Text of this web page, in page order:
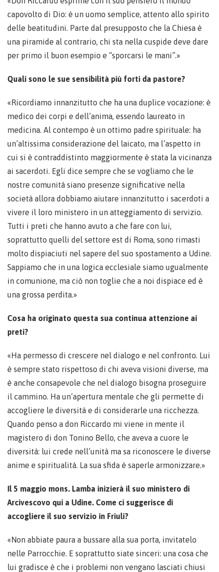
capovolto di Dio: è un uomo semplice, attento allo spirito
delle beatitudini. Parte dal presupposto che la Chiesa è
una piramide al contrario, chi sta nella cuspide deve dare
per primo il buon esempio e “sporcarsi le mani”.»
Quali sono le sue sensibilità più forti da pastore?
«Ricordiamo innanzitutto che ha una duplice vocazione: è
medico dei corpi e dell’anima, essendo laureato in
medicina. Al contempo è un ottimo padre spirituale: ha
un’altissima considerazione del laicato, ma l’aspetto in
cui si è contraddistinto maggiormente è stata la vicinanza
ai sacerdoti. Egli dice sempre che se vogliamo che le
nostre comunità siano presenze significative nella
società allora dobbiamo aiutare innanzitutto i sacerdoti a
vivere il loro ministero in un atteggiamento di servizio.
Tutti i preti che hanno avuto a che fare con lui,
soprattutto quelli del settore est di Roma, sono rimasti
molto dispiaciuti nel sapere del suo spostamento a Udine.
Sappiamo che in una logica ecclesiale siamo ugualmente
in comunione, ma ciò non toglie che a noi dispiace ed è
una grossa perdita.»
Cosa ha originato questa sua continua attenzione ai
preti?
«Ha permesso di crescere nel dialogo e nel confronto. Lui
è sempre stato rispettoso di chi aveva visioni diverse, ma
è anche consapevole che nel dialogo bisogna proseguire
il cammino. Ha un’apertura mentale che gli permette di
accogliere le diversità e di considerarle una ricchezza.
Quando penso a don Riccardo mi viene in mente il
magistero di don Tonino Bello, che aveva a cuore le
diversità: lui crede nell’unità ma sa riconoscere le diverse
anime e spiritualità. La sua sfida è saperle armonizzare.»
Il 5 maggio mons. Lamba inizierà il suo ministero di
Arcivescovo qui a Udine. Come ci suggerisce di
accogliere il suo servizio in Friuli?
«Non abbiate paura a bussare alla sua porta, invitatelo
nelle Parrocchie. E soprattutto siate sinceri: una cosa che
lui gradisce è che i problemi non vengano lasciati chiusi